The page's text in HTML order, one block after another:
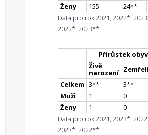
Ženy
155 24**
Data pro rok 2021, 2022*,
2022*, 2023**
Přírůstek
Živě
narození
Celkem 3** 3**
Muži
1 0
Ženy
1 0
Data pro rok 2021, 2023*,
2023*, 2022**